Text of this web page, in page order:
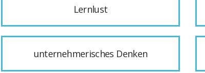
Lernlust
unternehmerisches Denken